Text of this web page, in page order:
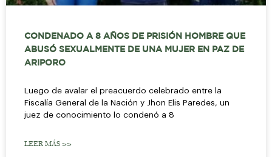
CONDENADO A 8 AÑOS DE PRISIÓN HOMBRE QUE
ABUSÓ SEXUALMENTE DE UNA MUJER EN PAZ DE
ARIPORO
Luego de avalar el preacuerdo celebrado entre la
Fiscalía General de la Nación y Jhon Elis Paredes, un
juez de conocimiento lo condenó a 8
LEER MÁS >>